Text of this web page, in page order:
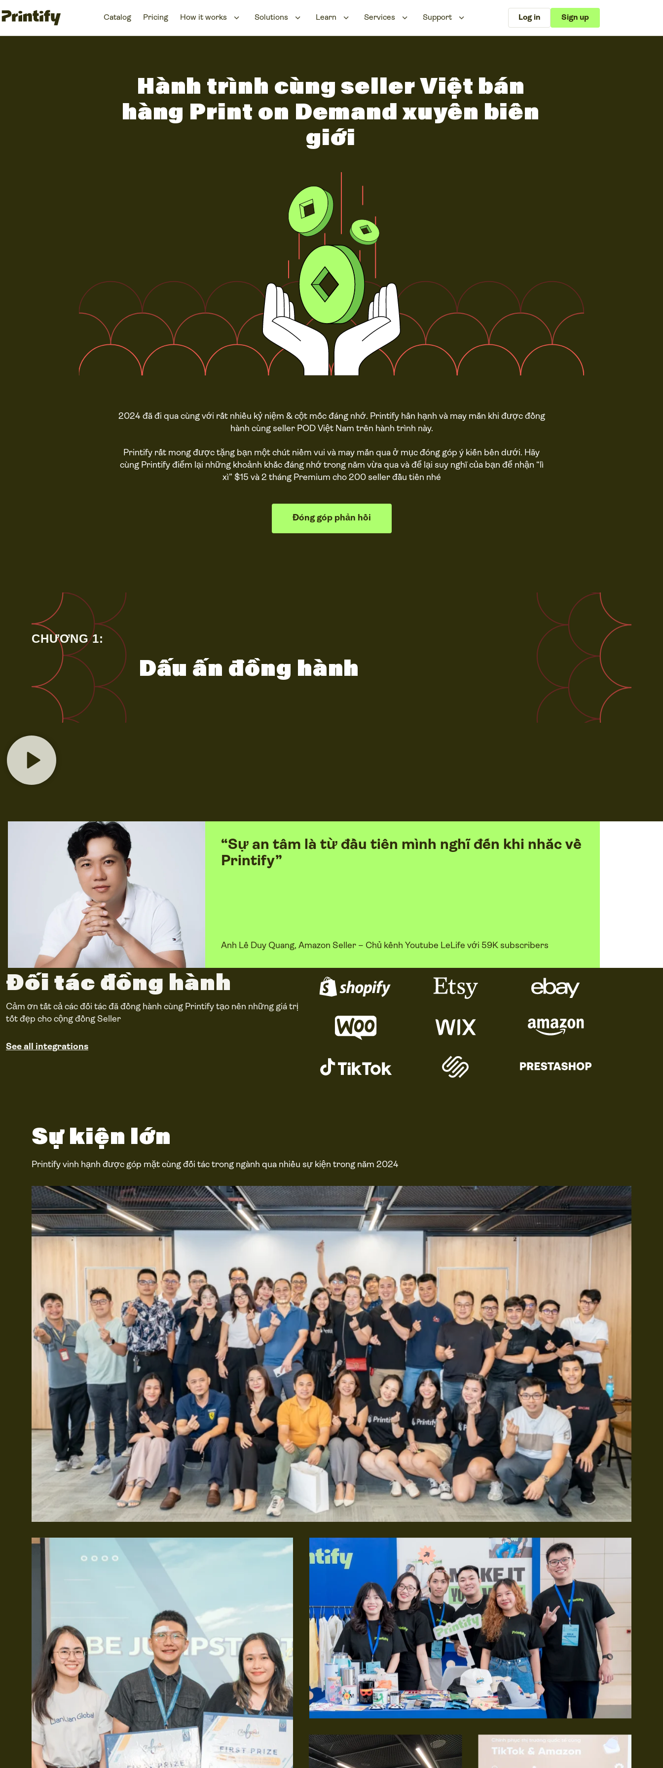
Catalog Pricing How it works Solutions Learn Services Support Log in Sign up
Hành trình cùng seller Việt bán
hàng Print on Demand xuyên biên
giới
2024 đã đi qua cùng với rất nhiều kỷ niệm & cột mốc đáng nhớ. Printify hân hạnh và may mắn khi được đồng
hành cùng seller POD Việt Nam trên hành trình này.
Printify rất mong được tặng bạn một chút niềm vui và may mắn qua ở mục đóng góp ý kiến bên dưới. Hãy
cùng Printify điểm lại những khoảnh khắc đáng nhớ trong năm vừa qua và để lại suy nghĩ của bạn để nhận “lì
xì” $15 và 2 tháng Premium cho 200 seller đầu tiên nhé
Đóng góp phản hồi
CHƯƠNG 1:
Dấu ấn đồng hành
“Sự an tâm là từ đầu tiên mình nghĩ đến khi nhắc về
Printify”
Anh Lê Duy Quang, Amazon Seller – Chủ kênh Youtube LeLife với 59K subscribers
Đối tác đồng hành
Cảm ơn tất cả các đối tác đã đồng hành cùng Printify tạo nên những giá trị
tốt đẹp cho cộng đồng Seller
See all integrations
Sự kiện lớn
Printify vinh hạnh được góp mặt cùng đối tác trong ngành qua nhiều sự kiện trong năm 2024